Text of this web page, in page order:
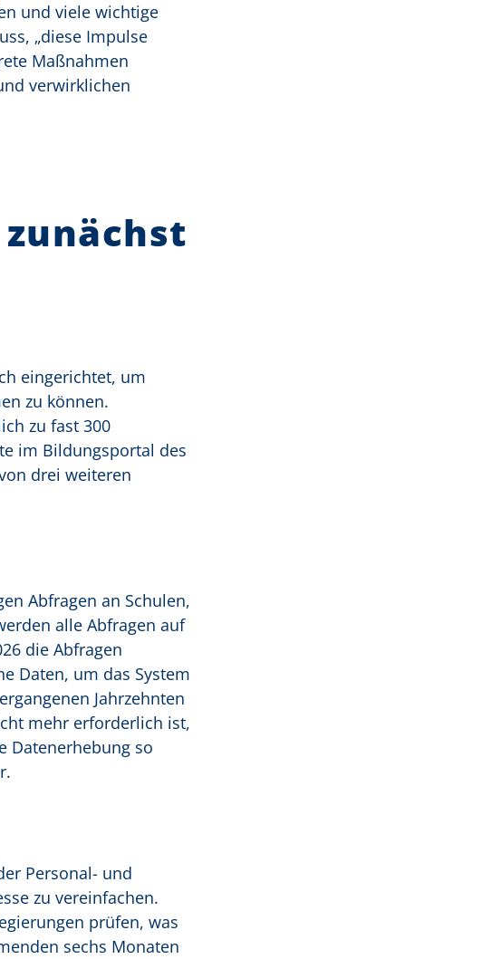
und viele wichtige
„diese Impulse
Maßnahmen
verwirklichen
eingerichtet, um
zu können.
zu fast 300
im Bildungsportal des
drei weiteren
Abfragen an Schulen,
alle Abfragen auf
die Abfragen
Daten, um das System
Jahrzehnten
mehr erforderlich ist,
Datenerhebung so
Personal- und
zu vereinfachen.
prüfen, was
sechs Monaten